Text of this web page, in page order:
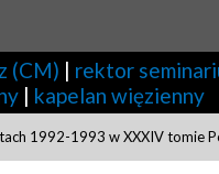
(CM) | rektor
| kapelan więzienny
1992-1993 w XXXIV tomie